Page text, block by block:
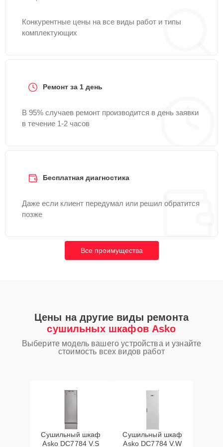
Конкурентные цены на все виды работ и типы
комплектующих
Ремонт за 1 день
В 95% случаев ремонт производится в день заявки
в течение 1-2 часов
Бесплатная диагностика
Даже если клиент передумал или решил обратится
позже
Все преимущества
Цены на другие виды ремонта
сушильных шкафов Asko
Выберите модель вашего устройства и узнайте
стоимость всех видов работ
Сушильный шкаф
Asko DC7784 V.S
Сушильный шкаф
Asko DC7784 V.W